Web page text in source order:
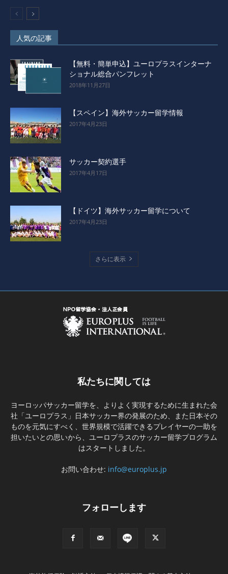
人気の記事
【無料・簡単申込】ユーロプラスインターナ
ショナル総合パンフレット
2018年11月27日
【スペイン】海外サッカー留学情報
2017年4月23日
サッカー契約選手
2017年4月17日
【ドイツ】海外サッカー留学について
2017年4月23日
さらに表示
私たちに関しては
ヨーロッパサッカー留学を、よりよく実現するために生まれた会
社「ユーロプラス」日本サッカー界の発展のため、また日本その
ものを元気にすべく、世界規模で活躍できるプレイヤーの一助を
担いたいとの思いから、ユーロプラスのサッカー留学プログラム
はスタートしました。
お問い合わせ: info@europlus.jp
フォローします